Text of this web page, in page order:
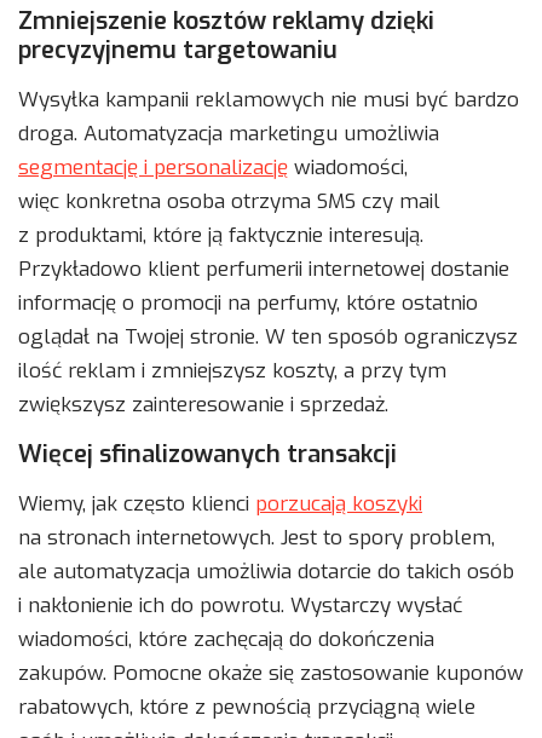
Zmniejszenie kosztów reklamy dzięki
precyzyjnemu targetowaniu
Wysyłka kampanii reklamowych nie musi być bardzo
droga. Automatyzacja marketingu umożliwia
segmentację i personalizację wiadomości,
więc konkretna osoba otrzyma SMS czy mail
z produktami, które ją faktycznie interesują.
Przykładowo klient perfumerii internetowej dostanie
informację o promocji na perfumy, które ostatnio
oglądał na Twojej stronie. W ten sposób ograniczysz
ilość reklam i zmniejszysz koszty, a przy tym
zwiększysz zainteresowanie i sprzedaż.
Więcej sfinalizowanych transakcji
Wiemy, jak często klienci porzucają koszyki
na stronach internetowych. Jest to spory problem,
ale automatyzacja umożliwia dotarcie do takich osób
i nakłonienie ich do powrotu. Wystarczy wysłać
wiadomości, które zachęcają do dokończenia
zakupów. Pomocne okaże się zastosowanie kuponów
rabatowych, które z pewnością przyciągną wiele